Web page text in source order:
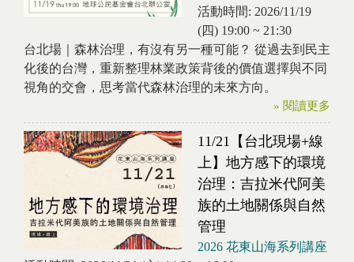
活動時間: 2026/11/19
(四) 19:00 ~ 21:30
台北場｜森林治理，有沒有另一種可能？ 從過去到民主
化後的台灣，重新整理林業政策背後的價值選擇與不同
視角的交會，思考當代森林治理的未來方向。
» 閱讀更多
11/21【台北現場+線
上】地方感下的環境
治理：吉拉米代阿美
族的土地關係與自然
管理
2026 花東山海系列講座